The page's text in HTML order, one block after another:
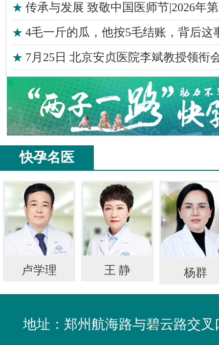
传承与发展 致敬中国医师节|2026年
4毛一斤的瓜，他按5毛结账，背后这
7月25日 北京安贞医院李斌教授领衔
快孕名医
卢学理 王 静 杨群
地址：郑州航海路与碧云路交叉